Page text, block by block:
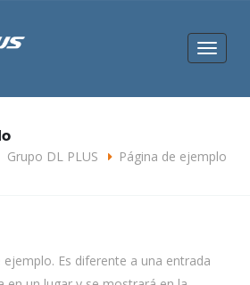
Toggle
Grupo DL PLUS
Página de ejemplo
ejemplo. Es diferente a una entrada